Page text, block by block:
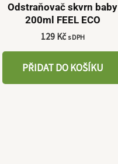
Odstraňovač skvrn baby
200ml FEEL ECO
129 Kč s DPH
PŘIDAT DO KOŠÍKU